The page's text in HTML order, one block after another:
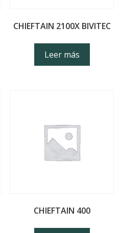
CHIEFTAIN 2100X BIVITEC
Leer más
CHIEFTAIN 400